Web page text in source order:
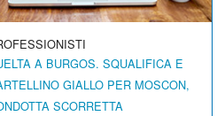
A BURGOS. SQUALIFICA E
GIALLO PER MOSCON,
SCORRETTA